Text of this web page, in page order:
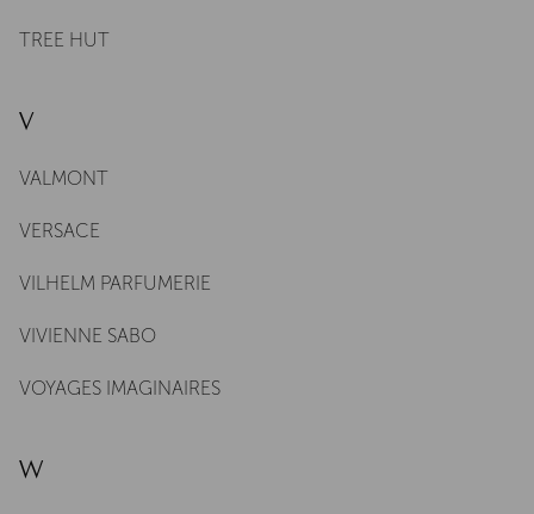
TREE HUT
V
VALMONT
VERSACE
VILHELM PARFUMERIE
VIVIENNE SABO
VOYAGES IMAGINAIRES
W